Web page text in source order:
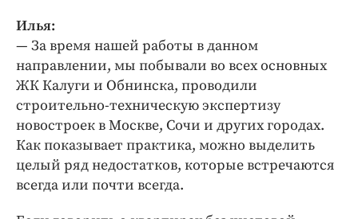
Илья:
— За время нашей работы в данном
направлении, мы побывали во всех основных
ЖК Калуги и Обнинска, проводили
строительно-техническую экспертизу
новостроек в Москве, Сочи и других городах.
Как показывает практика, можно выделить
целый ряд недостатков, которые встречаются
всегда или почти всегда.